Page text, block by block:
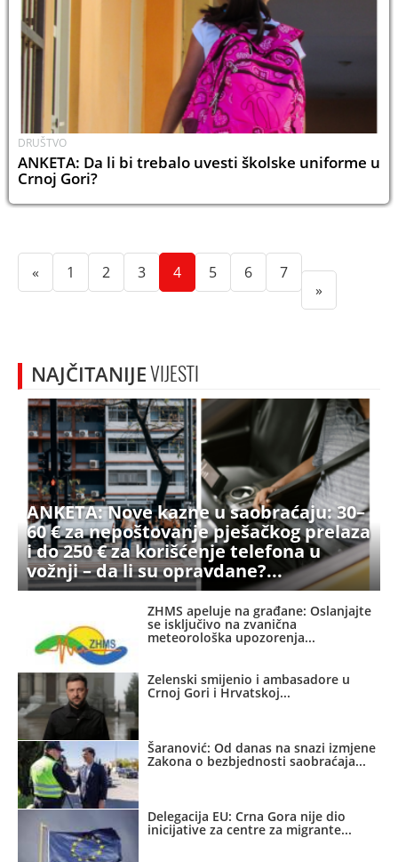
DRUŠTVO
ANKETA: Da li bi trebalo uvesti školske uniforme u
Crnoj Gori?
« 1 (current)
2 (current)
3(current)
4(current)
5(current)
6(current)
7(current)
»
NAJČITANIJEVIJESTI
ANKETA: Nove kazne u saobraćaju: 30–
60 € za nepoštovanje pješačkog prelaza
i do 250 € za korišćenje telefona u
vožnji – da li su opravdane?
ZHMS apeluje na građane: Oslanjajte
se isključivo na zvanična
meteorološka upozorenja
Zelenski smijenio i ambasadore u
Crnoj Gori i Hrvatskoj
Šaranović: Od danas na snazi izmjene
Zakona o bezbjednosti saobraćaja
Delegacija EU: Crna Gora nije dio
inicijative za centre za migrante